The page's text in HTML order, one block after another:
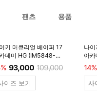
팬츠 용품
키 머큐리얼 베이퍼 17
데미 HG (IM5848-
93,000 109,000
이즈 보기
나
아
14%
사